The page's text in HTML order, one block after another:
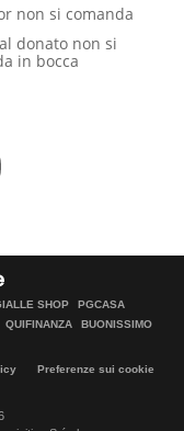
non si comanda
donato non si
in bocca
SHOP
PGCASA
QUIFINANZA
BUONISSIMO
Preferenze sui cookie